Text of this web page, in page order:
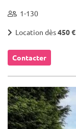
1-130
Location dès450 €
Contacter